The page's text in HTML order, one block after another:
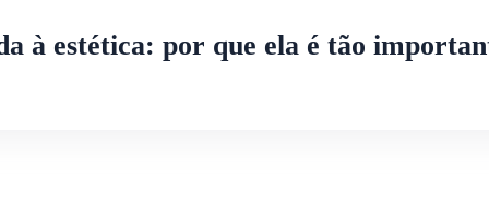
à estética: por que ela é tão